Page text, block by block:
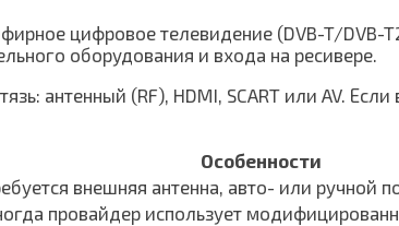
цифровое телевидение (DVB-T/DVB-
оборудования и входа на ресивере.
антенный (RF), HDMI, SCART или AV.
Особенности
внешняя антенна, авто- или ручной
провайдер использует